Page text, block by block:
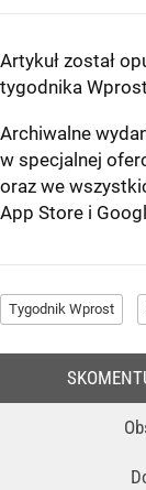
Artykuł został
tygodnika Wprost
Archiwalne
w specjalnej
oraz we
App Store i
Tygodnik Wprost